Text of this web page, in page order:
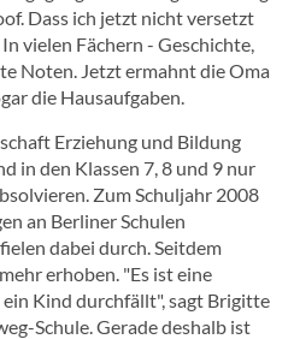
Dass ich jetzt nicht versetzt
vielen Fächern - Geschichte,
Noten. Jetzt ermahnt die Oma
die Hausaufgaben.
Erziehung und Bildung
in den Klassen 7, 8 und 9 nur
Zum Schuljahr 2008
an Berliner Schulen
dabei durch. Seitdem
erhoben. "Es ist eine
Kind durchfällt", sagt Brigitte
Schule. Gerade deshalb ist